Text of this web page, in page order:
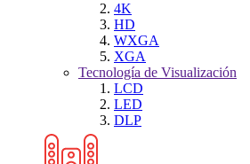
4K
HD
WXGA
XGA
Tecnología de Visualización
LCD
LED
DLP